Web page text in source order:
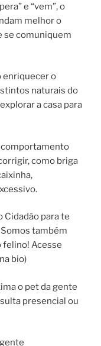
e “vem”, o
melhor o
se comuniquem
enriquecer o
naturais do
a casa para
comportamento
como briga
Cidadão para te
também
Acesse
bio)
o pet da gente
presencial ou